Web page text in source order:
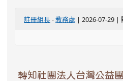
註冊組長-教務處 | 2026-07-29 |
轉知社團法人台灣公益